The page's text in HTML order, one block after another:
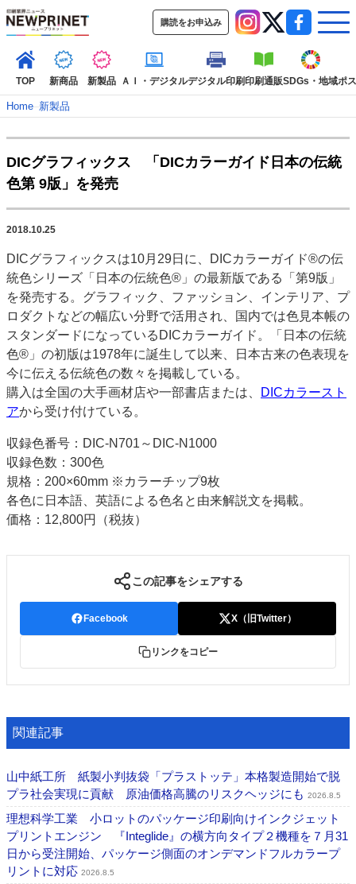
購読をお申込み
TOP 新商品 新製品 ＡＩ・デジタルデジタル印刷印刷通販SDGs・地域ポ
TOP
新着記事
インタビュー
コレクション
SDGs・地域
ポストプレス ビジネス イベント 信用情報
業界
市場・統計
人事・移転・異動・訃報
特集記事カテゴリー一覧
2022 見える化・MIS特集
特集・デジタル印刷 アイデアで勝負！ ～多様なビジネス・多彩な商材～
JAPAN PACK 2023 特集
中古印刷機・製本機特集
2022 検査・校正特集
特集・デジタル印刷 ～ 新成長軌道を描く
案内
発刊案内
JFPI印刷用語集 印刷機材年鑑
運営
Home–新製品
DICグラフィックス 「DICカラーガイド日本の伝統
色第 9版」を発売
2018.10.25
DICグラフィックスは10月29日に、DICカラーガイド®の伝
統色シリーズ「日本の伝統色®」の最新版である「第9版」
を発売する。グラフィック、ファッション、インテリア、プ
ロダクトなどの幅広い分野で活用され、国内では色見本帳の
スタンダードになっているDICカラーガイド。「日本の伝統
色®」の初版は1978年に誕生して以来、日本古来の色表現を
今に伝える伝統色の数々を掲載している。
購入は全国の大手画材店や一部書店または、
DICカラースト
アから受け付けている。
収録色番号：DIC-N701～DIC-N1000
収録色数：300色
規格：200×60mm ※カラーチップ9枚
各色に日本語、英語による色名と由来解説文を掲載。
価格：12,800円（税抜）
この記事をシェアする
Facebook X（旧Twitter）
リンクをコピー
関連記事
山中紙工所 紙製小判抜袋「プラストッテ」本格製造開始で脱
プラ社会実現に貢献 原油価格高騰のリスクヘッジにも 2026.8.5
理想科学工業 小ロットのパッケージ印刷向けインクジェット
プリントエンジン 『Integlide』の横方向タイプ２機種を７月31
日から受注開始、パッケージ側面のオンデマンドフルカラープ
リントに対応 2026.8.5